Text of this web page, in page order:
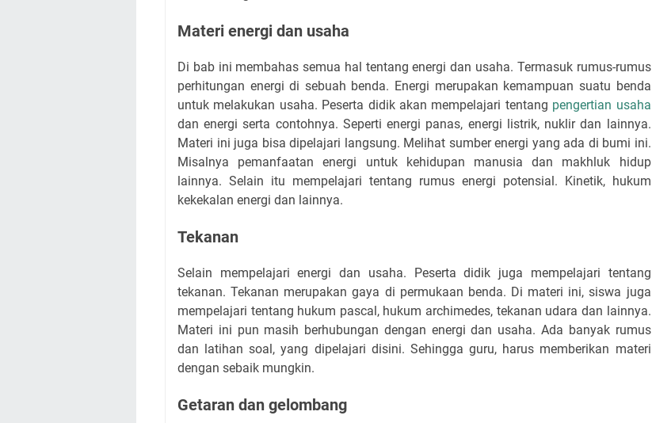
Materi energi dan usaha
Di bab ini membahas semua hal tentang energi dan usaha. Termasuk rumus-rumus
perhitungan energi di sebuah benda. Energi merupakan kemampuan suatu benda
untuk melakukan usaha. Peserta didik akan mempelajari tentang pengertian usaha
dan energi serta contohnya. Seperti energi panas, energi listrik, nuklir dan lainnya.
Materi ini juga bisa dipelajari langsung. Melihat sumber energi yang ada di bumi ini.
Misalnya pemanfaatan energi untuk kehidupan manusia dan makhluk hidup
lainnya. Selain itu mempelajari tentang rumus energi potensial. Kinetik, hukum
kekekalan energi dan lainnya.
Tekanan
Selain mempelajari energi dan usaha. Peserta didik juga mempelajari tentang
tekanan. Tekanan merupakan gaya di permukaan benda. Di materi ini, siswa juga
mempelajari tentang hukum pascal, hukum archimedes, tekanan udara dan lainnya.
Materi ini pun masih berhubungan dengan energi dan usaha. Ada banyak rumus
dan latihan soal, yang dipelajari disini. Sehingga guru, harus memberikan materi
dengan sebaik mungkin.
Getaran dan gelombang